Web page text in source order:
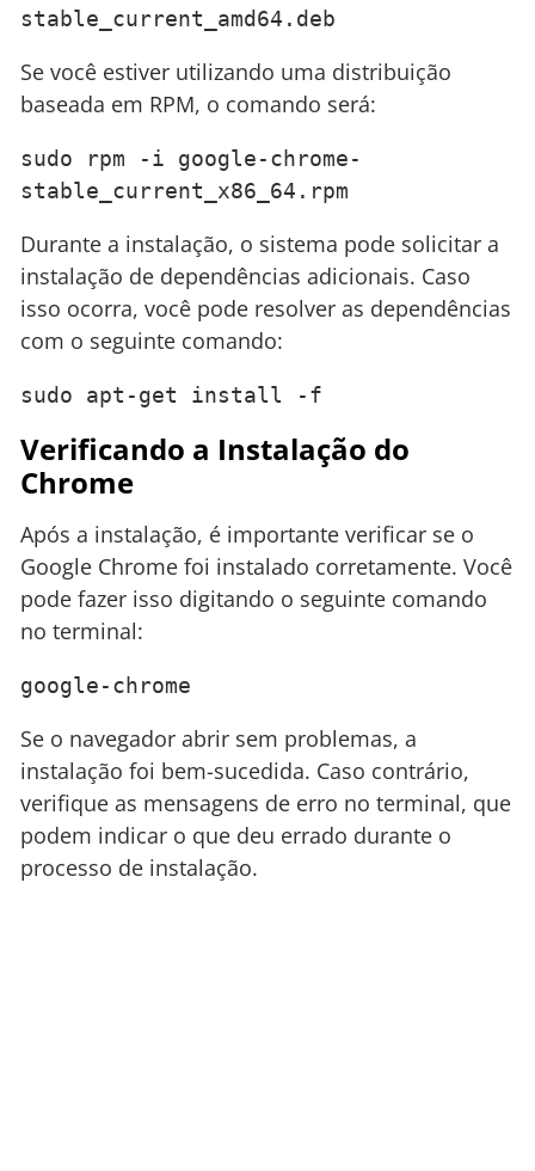
stable_current_amd64.deb
Se você estiver utilizando uma distribuição
baseada em RPM, o comando será:
sudo rpm -i google-chrome-
stable_current_x86_64.rpm
Durante a instalação, o sistema pode solicitar a
instalação de dependências adicionais. Caso
isso ocorra, você pode resolver as dependências
com o seguinte comando:
sudo apt-get install -f
Verificando a Instalação do
Chrome
Após a instalação, é importante verificar se o
Google Chrome foi instalado corretamente. Você
pode fazer isso digitando o seguinte comando
no terminal:
google-chrome
Se o navegador abrir sem problemas, a
instalação foi bem-sucedida. Caso contrário,
verifique as mensagens de erro no terminal, que
podem indicar o que deu errado durante o
processo de instalação.